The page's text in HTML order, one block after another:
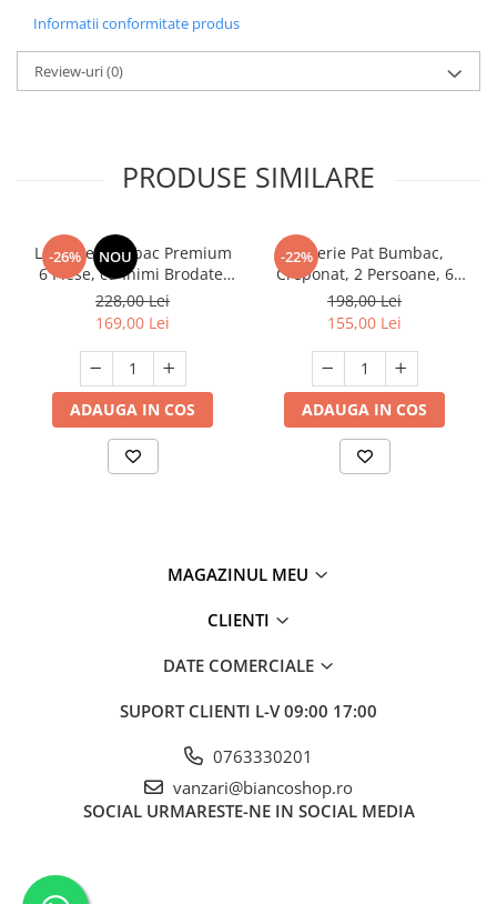
Informatii conformitate produs
Review-uri(0)
PRODUSE SIMILARE
-26% NOU
Lenjerie Bumbac Premium
6 Piese, cu Inimi Brodate,
Turcoaz
228,00 Lei
169,00 Lei
ADAUGA IN COS
-22%
Lenjerie Pat Bumbac,
Creponat, 2 Persoane, 6
piese, Jojo
198,00 Lei
155,00 Lei
ADAUGA IN COS
MAGAZINUL MEU
CLIENTI
DATE COMERCIALE
SUPORT CLIENTI L-V 09:00 17:00
0763330201
vanzari@biancoshop.ro
SOCIAL URMARESTE-NE IN SOCIAL MEDIA